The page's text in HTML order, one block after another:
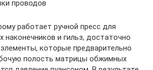
проводов
работает ручной пресс для
наконечников и гильз, достаточно
которые предварительно
полость матрицы обжимных